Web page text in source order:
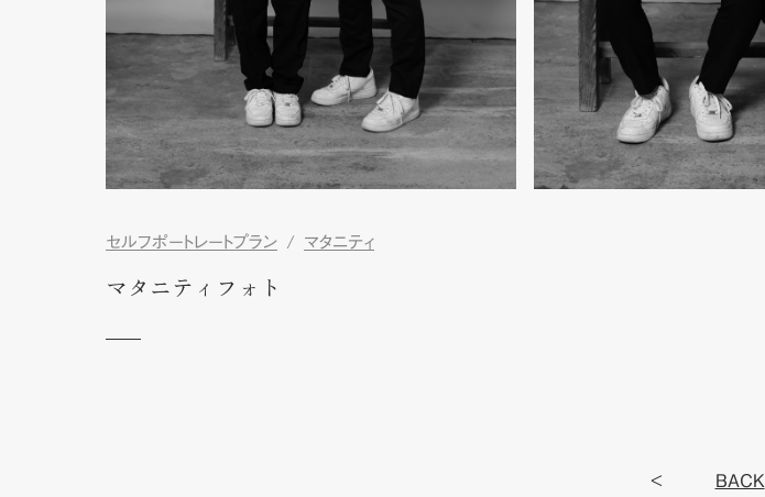
セルフポートレートプラン マタニティ
マタニティフォト
< BACK